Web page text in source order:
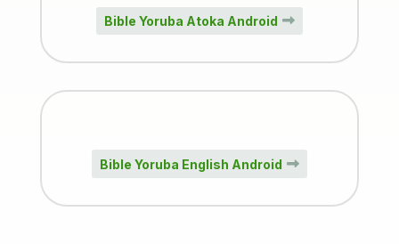
Bible Yoruba Atoka Android
Bible Yoruba English Android